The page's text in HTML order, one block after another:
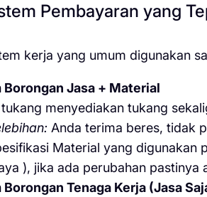
Pembayaran yang
kerja yang umum digunakan
Borongan Jasa + Material
menyediakan tukang
Anda terima beres, tidak
Material yang digunakan
), jika ada perubahan pastinya
Tenaga Kerja (Jasa